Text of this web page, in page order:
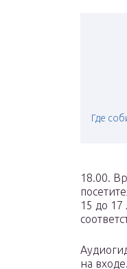
Где
18.00.
15 до 17
на